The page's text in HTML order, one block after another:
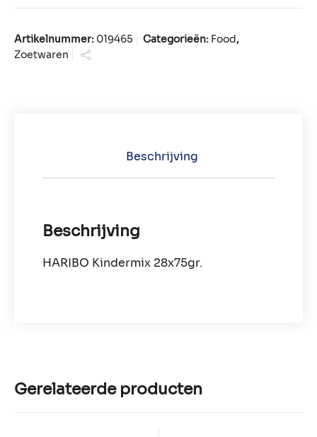
Artikelnummer: 019465 Categorieën: Food,
Zoetwaren
Beschrijving
Beschrijving
HARIBO Kindermix 28x75gr.
Gerelateerde producten